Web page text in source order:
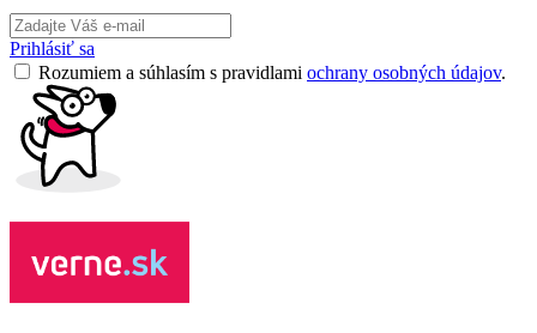
Prihlásiť sa
Rozumiem a súhlasím s pravidlami ochrany osobných údajov.